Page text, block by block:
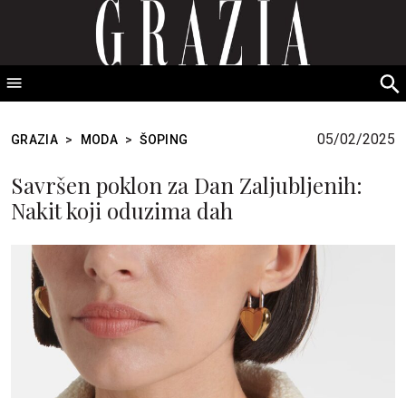
GRAZIA Srbija
GRAZIA > MODA > ŠOPING 05/02/2025
Savršen poklon za Dan Zaljubljenih:
Nakit koji oduzima dah